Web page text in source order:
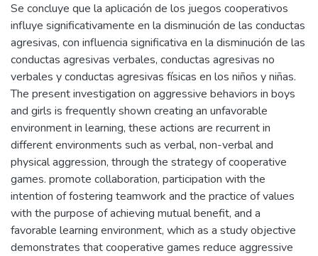
Se concluye que la aplicación de los juegos cooperativos
influye significativamente en la disminución de las conductas
agresivas, con influencia significativa en la disminución de las
conductas agresivas verbales, conductas agresivas no
verbales y conductas agresivas físicas en los niños y niñas.
The present investigation on aggressive behaviors in boys
and girls is frequently shown creating an unfavorable
environment in learning, these actions are recurrent in
different environments such as verbal, non-verbal and
physical aggression, through the strategy of cooperative
games. promote collaboration, participation with the
intention of fostering teamwork and the practice of values
with the purpose of achieving mutual benefit, and a
favorable learning environment, which as a study objective
demonstrates that cooperative games reduce aggressive